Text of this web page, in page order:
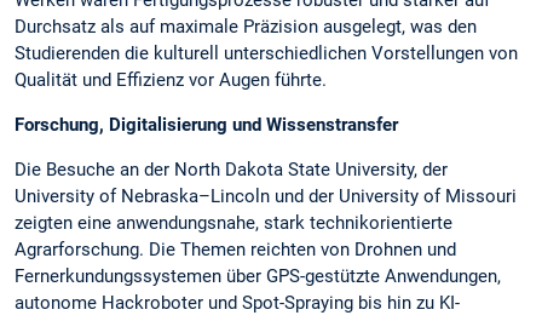
Durchsatz als auf maximale Präzision ausgelegt, was den
Studierenden die kulturell unterschiedlichen Vorstellungen von
Qualität und Effizienz vor Augen führte.
Forschung, Digitalisierung und Wissenstransfer
Die Besuche an der North Dakota State University, der
University of Nebraska–Lincoln und der University of Missouri
zeigten eine anwendungsnahe, stark technikorientierte
Agrarforschung. Die Themen reichten von Drohnen und
Fernerkundungssystemen über GPS-gestützte Anwendungen,
autonome Hackroboter und Spot-Spraying bis hin zu KI-